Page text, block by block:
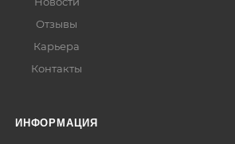
Отзывы
Карьера
Контакты
ИНФОРМАЦИЯ